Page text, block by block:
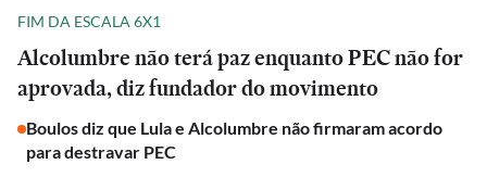
FIM DA ESCALA 6X1
Alcolumbre não terá paz enquanto PEC não for
aprovada, diz fundador do movimento
Boulos diz que Lula e Alcolumbre não firmaram acordo
para destravar PEC